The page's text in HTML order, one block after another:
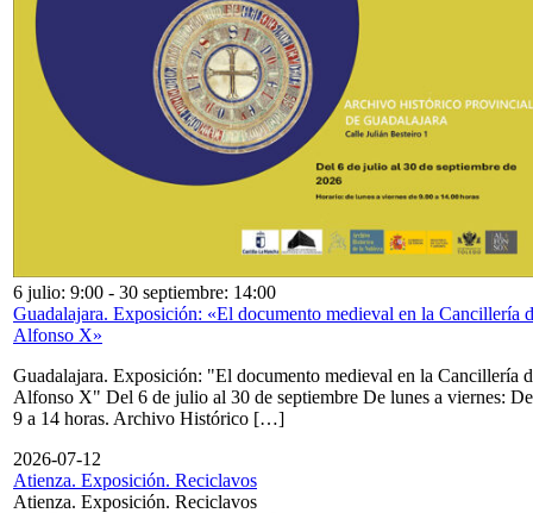
6 julio: 9:00 - 30 septiembre: 14:00
Guadalajara. Exposición: «El documento medieval en la Cancillería
Alfonso X»
Guadalajara. Exposición: "El documento medieval en la Cancillería
Alfonso X" Del 6 de julio al 30 de septiembre De lunes a viernes: De
9 a 14 horas. Archivo Histórico […]
2026-07-12
Atienza. Exposición. Reciclavos
Atienza. Exposición. Reciclavos